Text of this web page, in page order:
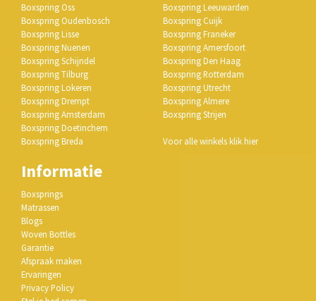
Boxspring Oss
Boxspring Oudenbosch
Boxspring Lisse
Boxspring Nuenen
Boxspring Schijndel
Boxspring Tilburg
Boxspring Lokeren
Boxspring Drempt
Boxspring Amsterdam
Boxspring Doetinchem
Boxspring Breda
Boxspring Leeuwarden
Boxspring Cuijk
Boxspring Franeker
Boxspring Amersfoort
Boxspring Den Haag
Boxspring Rotterdam
Boxspring Utrecht
Boxspring Almere
Boxspring Strijen
Voor alle winkels klik hier
Informatie
Boxsprings
Matrassen
Blogs
Woven Bottles
Garantie
Afspraak maken
Ervaringen
Privacy Policy